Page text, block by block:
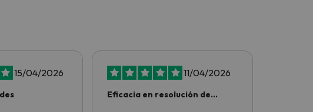
15/04/2026 11/04/2026
Eficacia en resolución de